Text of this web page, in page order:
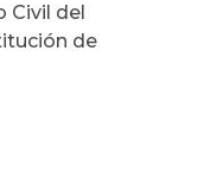
Civil del
de